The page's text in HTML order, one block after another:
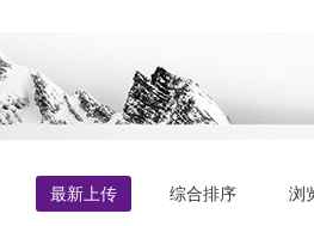
最新上传 综合排序 浏